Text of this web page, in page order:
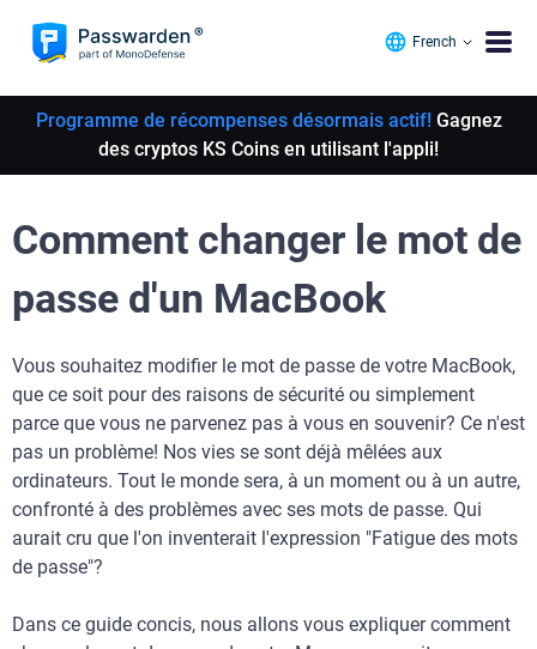
French
Programme de récompenses désormais actif!Gagnez
des cryptos KS Coins en utilisant l'appli!
Comment changer le mot de
passe d'un MacBook
Vous souhaitez modifier le mot de passe de votre MacBook,
que ce soit pour des raisons de sécurité ou simplement
parce que vous ne parvenez pas à vous en souvenir? Ce n'est
pas un problème! Nos vies se sont déjà mêlées aux
ordinateurs. Tout le monde sera, à un moment ou à un autre,
confronté à des problèmes avec ses mots de passe. Qui
aurait cru que l'on inventerait l'expression "Fatigue des mots
de passe"?
Dans ce guide concis, nous allons vous expliquer comment